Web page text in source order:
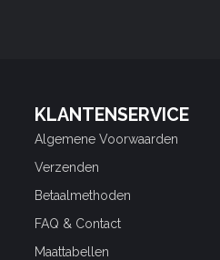
KLANTENSERVICE
Algemene Voorwaarden
Verzenden
Betaalmethoden
FAQ & Contact
Maattabellen